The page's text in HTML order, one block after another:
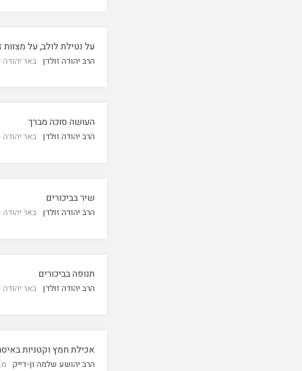
על נטילת לולב, על מצוות
הרב יהודה זולדן באר
העושה סוכה מברך
הרב יהודה זולדן באר
שיר בביכורים
הרב יהודה זולדן באר
תנופה בביכורים
הרב יהודה זולדן באר
אכילת חמץ וקטניות
הרב יהושע שלמה ון-דייק